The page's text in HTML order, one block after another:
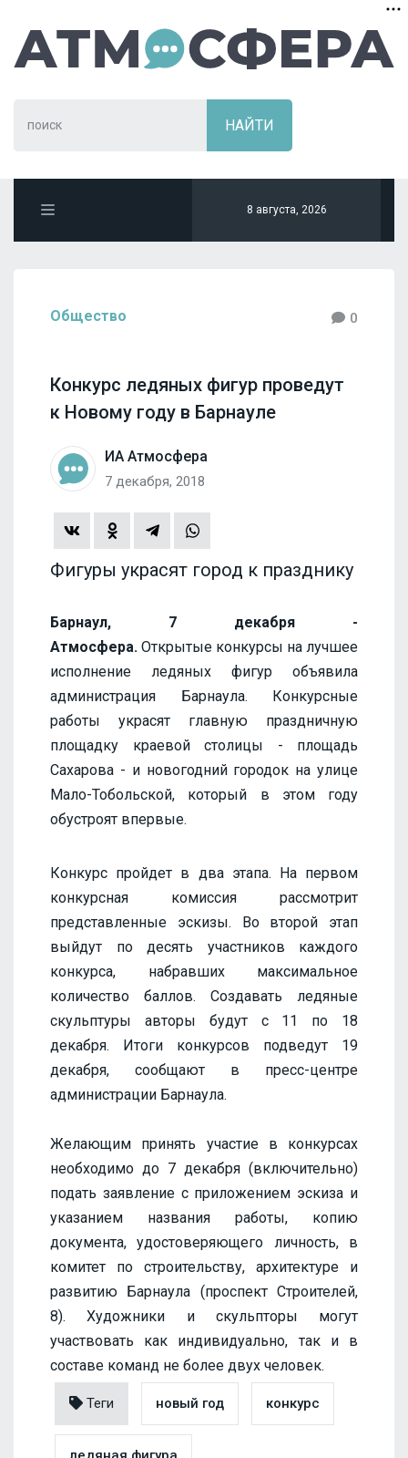
8 августа, 2026
Общество 0
Конкурс ледяных фигур проведут
к Новому году в Барнауле
ИА Атмосфера
7 декабря, 2018
Фигуры украсят город к празднику
Барнаул, 7 декабря -
Атмосфера. Открытые конкурсы на лучшее
исполнение ледяных фигур объявила
администрация Барнаула. Конкурсные
работы украсят главную праздничную
площадку краевой столицы - площадь
Сахарова - и новогодний городок на улице
Мало-Тобольской, который в этом году
обустроят впервые.
Конкурс пройдет в два этапа. На первом
конкурсная комиссия рассмотрит
представленные эскизы. Во второй этап
выйдут по десять участников каждого
конкурса, набравших максимальное
количество баллов. Создавать ледяные
скульптуры авторы будут с 11 по 18
декабря. Итоги конкурсов подведут 19
декабря, сообщают в пресс-центре
администрации Барнаула.
Желающим принять участие в конкурсах
необходимо до 7 декабря (включительно)
подать заявление с приложением эскиза и
указанием названия работы, копию
документа, удостоверяющего личность, в
комитет по строительству, архитектуре и
развитию Барнаула (проспект Строителей,
8). Художники и скульпторы могут
участвовать как индивидуально, так и в
составе команд не более двух человек.
Теги новый год конкурс